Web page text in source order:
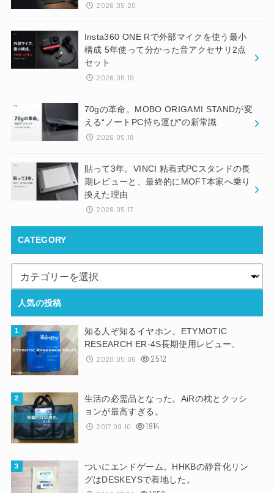
2026.05.20
Insta360 ONE Rで外部マイクを使う最小
構成 5年使って分かった音アクセサリ2点
セット
2026.05.19
70gの革命。MOBO ORIGAMI STANDが変
える“ノートPC持ち運び”の新常識
2026.05.18
貼って3年。VINCI 粘着式PCスタンドの長
期レビューと、最終的にMOFT本家へ乗り
換えた理由
2026.05.17
CATEGORY
人気の投稿
知る人ぞ知るイヤホン。ETYMOTIC
RESEARCH ER-4S長期使用レビュー。
2020.05.06 2512
生活の必需品となった。AiRの枕とクッシ
ョンが最高すぎる。
2017.09.10 1914
ついにエンドゲーム。HHKBの静音化リン
グはDESKEYSで着地した。